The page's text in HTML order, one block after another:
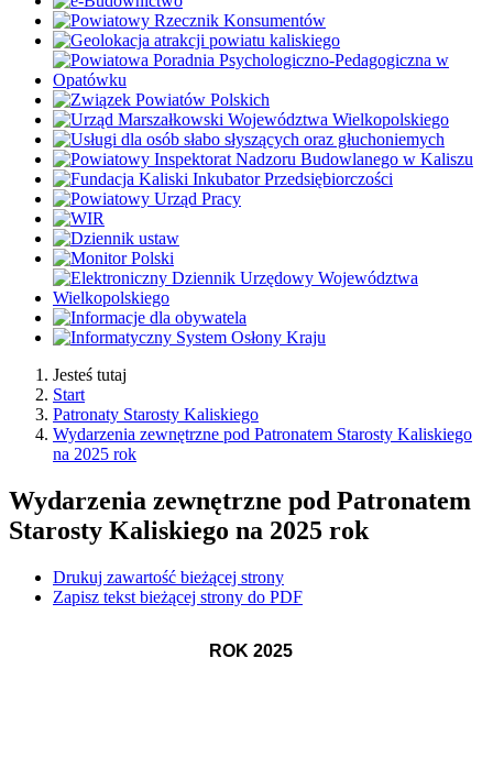
Jesteś tutaj
Start
Patronaty Starosty Kaliskiego
Wydarzenia zewnętrzne pod Patronatem Starosty Kaliskiego
na 2025 rok
Wydarzenia zewnętrzne pod Patronatem
Starosty Kaliskiego na 2025 rok
Drukuj zawartość bieżącej strony
Zapisz tekst bieżącej strony do PDF
ROK 2025